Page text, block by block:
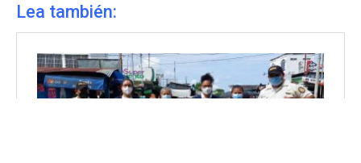
Lea también: